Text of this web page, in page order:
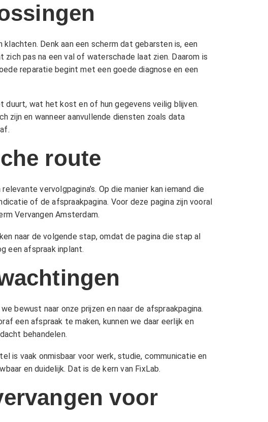
Denk aan een scherm dat gebarsten is, een
pas na een val of waterschade laat zien. Daarom is
reparatie begint met een goede diagnose en een
wat het kost en of hun gegevens veilig blijven.
zijn en wanneer aanvullende diensten zoals data
route
vervolgpagina’s. Op die manier kan iemand die
of de afspraakpagina. Voor deze pagina zijn vooral
Vervangen Amsterdam.
naar de volgende stap, omdat de pagina die stap al
een afspraak inplant.
bewust naar onze prijzen en naar de afspraakpagina.
een afspraak te maken, kunnen we daar eerlijk en
behandelen.
is vaak onmisbaar voor werk, studie, communicatie en
en duidelijk. Dat is de kern van FixLab.
voor